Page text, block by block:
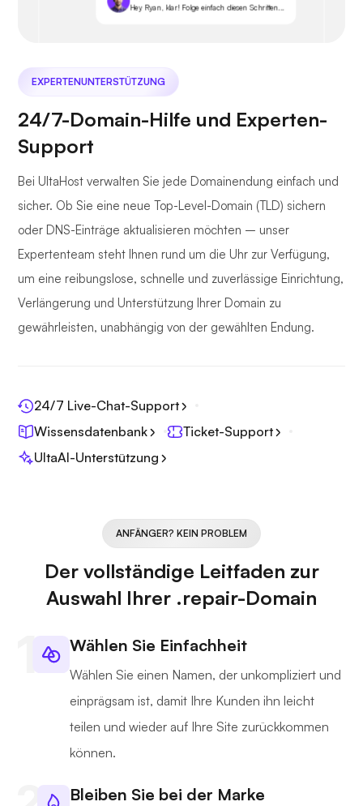
Hey Ryan, klar! Folge einfach diesen Schritten...
EXPERTENUNTERSTÜTZUNG
24/7-Domain-Hilfe und Experten-
Support
Bei UltaHost verwalten Sie jede Domainendung einfach und
sicher. Ob Sie eine neue Top-Level-Domain (TLD) sichern
oder DNS-Einträge aktualisieren möchten – unser
Expertenteam steht Ihnen rund um die Uhr zur Verfügung,
um eine reibungslose, schnelle und zuverlässige Einrichtung,
Verlängerung und Unterstützung Ihrer Domain zu
gewährleisten, unabhängig von der gewählten Endung.
24/7 Live-Chat-Support
Wissensdatenbank
Ticket-Support
UltaAI-Unterstützung
ANFÄNGER? KEIN PROBLEM
Der vollständige Leitfaden zur
Auswahl Ihrer .repair-Domain
Wählen Sie Einfachheit
Wählen Sie einen Namen, der unkompliziert und
einprägsam ist, damit Ihre Kunden ihn leicht
teilen und wieder auf Ihre Site zurückkommen
können.
Bleiben Sie bei der Marke